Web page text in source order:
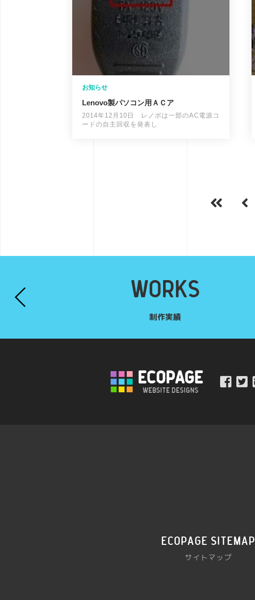
お知らせ
Lenovo製パソコン用ＡＣア
2014年12月10日 レノボは一部のAC電源コ
ードの自主回収を発表し
WORKS
制作実績
ECOPAGE
Website Designs
ecopage sitemap
サイトマップ